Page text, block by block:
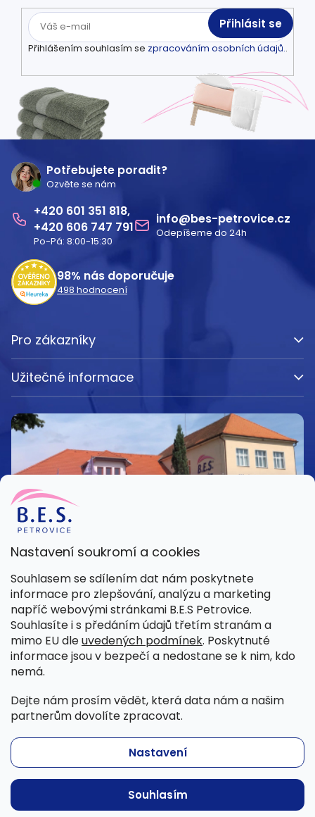
Nastavení soukromí a cookies
Souhlasem se sdílením dat nám poskytnete
informace pro zlepšování, analýzu a marketing
napříč webovými stránkami B.E.S Petrovice.
Souhlasíte i s předáním údajů třetím stranám a
mimo EU dleuvedených podmínek. Poskytnuté
informace jsou v bezpečí a nedostane se k nim, kdo
nemá.
Dejte nám prosím vědět, která data nám a našim
partnerům dovolíte zpracovat.
Nastavení
Souhlasím
Přihlášením souhlasím se zpracováním osobních údajů..
Přihlásit se
Potřebujete poradit?
Ozvěte se nám
601 351 818
606 747 791
Po-Pá: 8:00-15:30
info@bes-petrovice.cz
Odepíšeme do 24h
98% nás doporučuje
498 hodnocení
Pro zákazníky
Užitečné informace
Kamenná prodejna
Pondělí – Pátek 8:00 – 15:30
Petrovice 42, 262 55 Petrovice
Více informací
Běžíme na Shoptet | NakódovalShopcode
vyhrazena.